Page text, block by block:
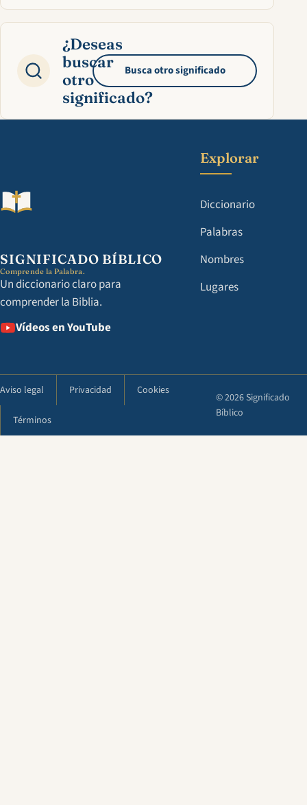
¿Deseas
buscar
otro
significado?
Busca otro significado
SIGNIFICADO BÍBLICO
Comprende la Palabra.
Un diccionario claro para
comprender la Biblia.
Vídeos en YouTube
Explorar
Diccionario
Palabras
Nombres
Lugares
Aviso legal Privacidad Cookies
Términos
© 2026 Significado
Bíblico